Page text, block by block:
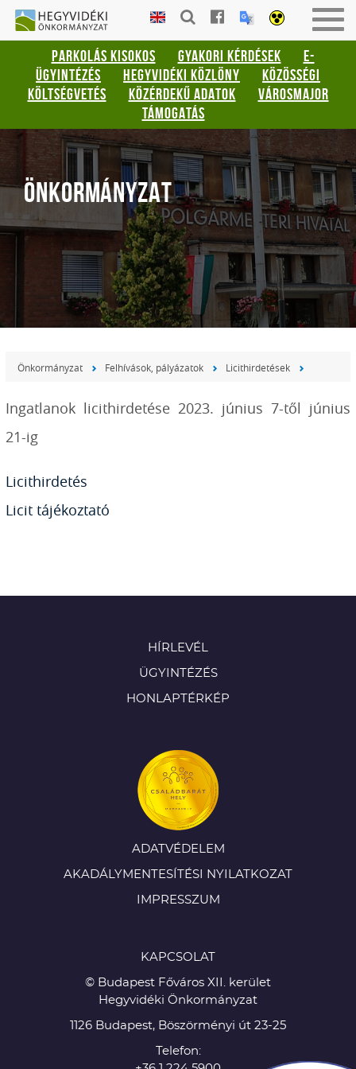
Gyorsbillentyűk
listája
Keresés:
"S"
Bejelentkezés:
HEGYVIDÉKI
ÖNKORMÁNYZAT
PARKOLÁS KISOKOS GYAKORI KÉRDÉSEK
E-
ÜGYINTÉZÉS
HEGYVIDÉKI KÖZLÖNY
KÖZÖSSÉGI
KÖLTSÉGVETÉS
KÖZÉRDEKŰ ADATOK
VÁROSMAJOR
TÁMOGATÁS
ÖNKORMÁNYZAT
Önkormányzat Felhívások, pályázatok Licithirdetések
Ingatlanok licithirdetése 2023. június 7-től június
21-ig
Licithirdetés
Licit tájékoztató
HÍRLEVÉL
ÜGYINTÉZÉS
HONLAPTÉRKÉP
ADATVÉDELEM
AKADÁLYMENTESÍTÉSI NYILATKOZAT
IMPRESSZUM
KAPCSOLAT
© Budapest Főváros XII. kerület
Hegyvidéki Önkormányzat
1126 Budapest, Böszörményi út 23-25
Telefon: